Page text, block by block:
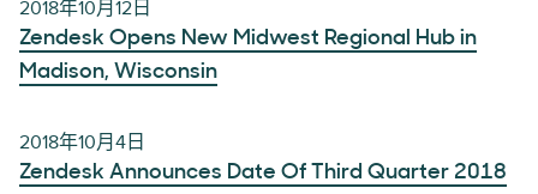
2018年10月12日
Zendesk Opens New Midwest Regional Hub in
Madison, Wisconsin
2018年10月4日
Zendesk Announces Date Of Third Quarter 2018